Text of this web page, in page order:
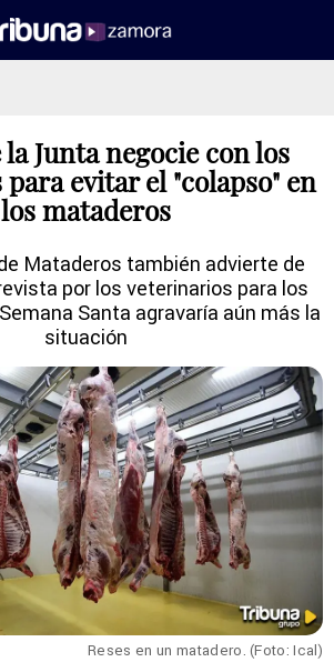
Junta negocie con los
evitar el "colapso" en
los mataderos
Mataderos también advierte de
por los veterinarios para los
Santa agravaría aún más la
situación
Reses en un matadero. (Foto: Ical)